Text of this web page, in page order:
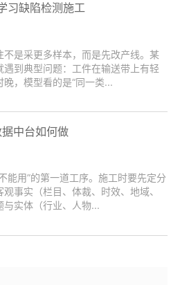
习缺陷检测施工
是采更多样本，而是先改产线。某
到典型问题：工件在输送带上有轻
，模型看的是“同一类...
中台如何做
能用”的第一道工序。施工时要先定分
事实（栏目、体裁、时效、地域、
与实体（行业、人物...